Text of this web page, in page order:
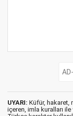
UYARI: Küfür, hakaret,
içeren, imla kuralları